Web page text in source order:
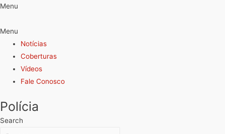
Menu
Menu
Notícias
Coberturas
Vídeos
Fale Conosco
Polícia
Search